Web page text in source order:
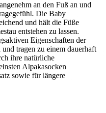
an den Fuß an und
Die Baby
und hält die Füße
entstehen zu lassen.
Eigenschaften der
tragen zu einem dauerhaft
ihre natürliche
Alpakasocken
sowie für längere